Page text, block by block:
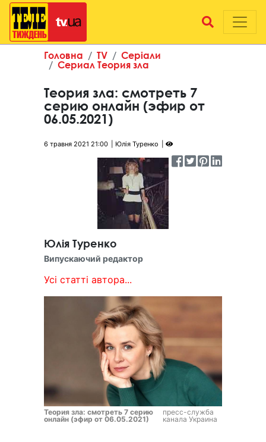
Головна TV
Серіали
Сериал Теория зла
Теория зла: смотреть 7
серию онлайн (эфир от
06.05.2021)
6 травня 2021 21:00 Юлія Туренко
Юлія Туренко
Випускаючий редактор
Усі статті автора...
Теория зла: смотреть 7 серию
онлайн (эфир от 06.05.2021)
пресс-служба
канала Украина